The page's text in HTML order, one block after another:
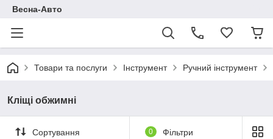
Весна-Авто
Товари та послуги Інструмент Ручний інструмент
Кліщі обжимні
Сортування 0 Фільтри